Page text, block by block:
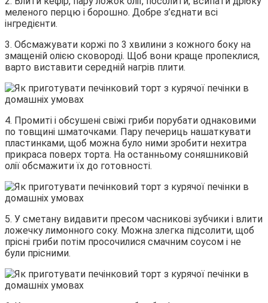
меленого перцю і борошно. Добре з’єднати всі
інгредієнти.
3. Обсмажувати коржі по 3 хвилини з кожного боку на
змащеній олією сковороді. Щоб вони краще пропеклися,
варто виставити середній нагрів плити.
4. Промиті і обсушені свіжі гриби порубати однаковими
по товщині шматочками. Пару печериць нашаткувати
пластинками, щоб можна було ними зробити нехитра
прикраса поверх торта. На останньому соняшниковій
олії обсмажити їх до готовності.
5. У сметану видавити пресом часникові зубчики і влити
ложечку лимонного соку. Можна злегка підсолити, щоб
прісні гриби потім просочилися смачним соусом і не
були прісними.